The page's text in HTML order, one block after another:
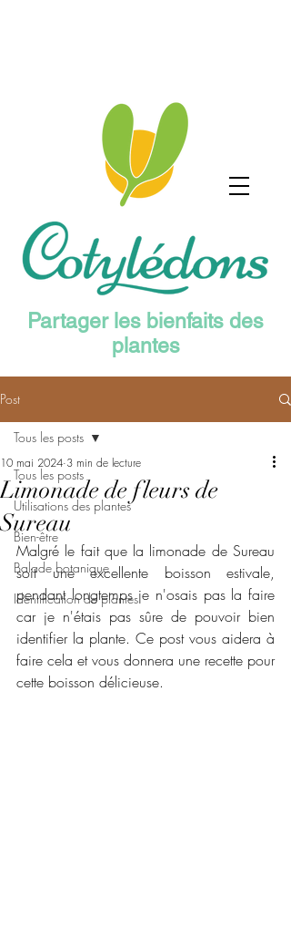
Partager les bienfaits des
plantes
Post
Tous les posts
Utilisations des plantes
Bien-être
Balade botanique
Identification de plantes
Tous les posts
Limonade de fleurs de
Sureau
10 mai 2024 3 min de lecture
Malgré le fait que la limonade de Sureau
soit une excellente boisson estivale,
pendant longtemps je n'osais pas la faire
car je n'étais pas sûre de pouvoir bien
identifier la plante. Ce post vous aidera à
faire cela et vous donnera une recette pour
cette boisson délicieuse.